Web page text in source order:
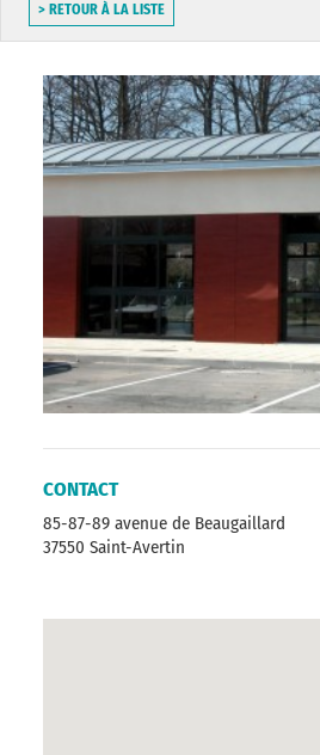
> RETOUR À LA LISTE
CONTACT
85-87-89 avenue de Beaugaillard
37550 Saint-Avertin